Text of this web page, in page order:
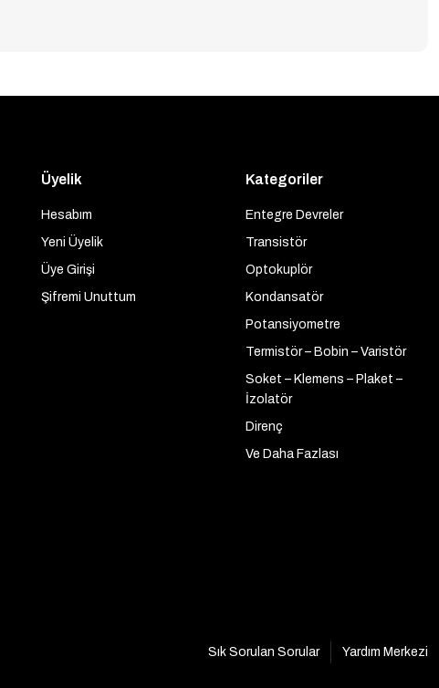
Üyelik
Hesabım
Yeni Üyelik
Üye Girişi
Şifremi Unuttum
Kategoriler
Entegre Devreler
Transistör
Optokuplör
Kondansatör
Potansiyometre
Termistör – Bobin – Varistör
Soket – Klemens – Plaket –
İzolatör
Direnç
Ve Daha Fazlası
Sık Sorulan Sorular
Yardım Merkezi